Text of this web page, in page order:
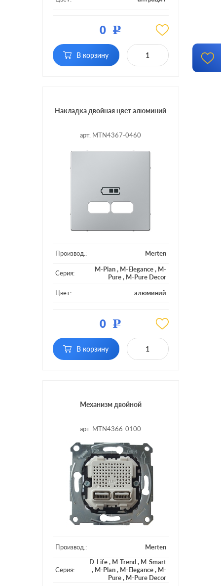
розетки:
Разъемы: двойная
0 Р
В корзину
Накладка двойная цвет алюминий
арт. MTN4367-0460
Производ.: Merten
Серия: M-Plan, M-Elegance, M-
Pure, M-Pure Decor
Цвет:
алюминий
розетки:
Разъемы: двойная
0 Р
В корзину
Механизм двойной
арт. MTN4366-0100
Производ.: Merten
Серия:
D-Life, M-Trend, M-Smart
, M-Plan, M-Elegance, M-
Pure, M-Pure Decor